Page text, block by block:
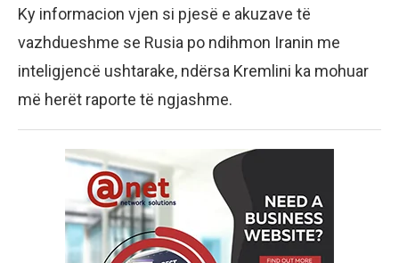
Ky informacion vjen si pjesë e akuzave të
vazhdueshme se Rusia po ndihmon Iranin me
inteligjencë ushtarake, ndërsa Kremlini ka mohuar
më herët raporte të ngjashme.